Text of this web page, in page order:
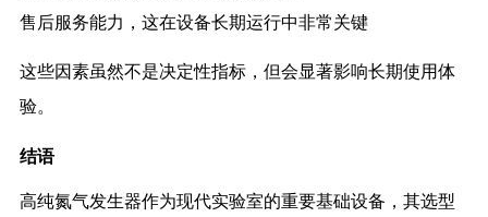
售后服务能力，这在设备长期运行中非常关键
这些因素虽然不是决定性指标，但会显著影响长期使用体
验。
结语
高纯氮气发生器作为现代实验室的重要基础设备，其选型